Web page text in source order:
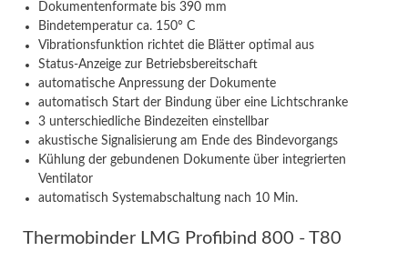
Dokumentenformate bis 390 mm
Bindetemperatur ca. 150° C
Vibrationsfunktion richtet die Blätter optimal aus
Status-Anzeige zur Betriebsbereitschaft
automatische Anpressung der Dokumente
automatisch Start der Bindung über eine Lichtschranke
3 unterschiedliche Bindezeiten einstellbar
akustische Signalisierung am Ende des Bindevorgangs
Kühlung der gebundenen Dokumente über integrierten
Ventilator
automatisch Systemabschaltung nach 10 Min.
Thermobinder LMG Profibind 800 - T80